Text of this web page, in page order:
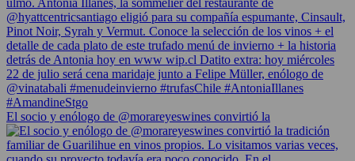
El socio y enólogo de @morareyeswines convirtió la